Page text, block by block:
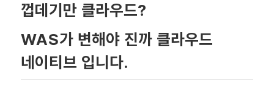
껍데기만 클라우드?
WAS가 변해야 진까 클라우드
네이티브 입니다.